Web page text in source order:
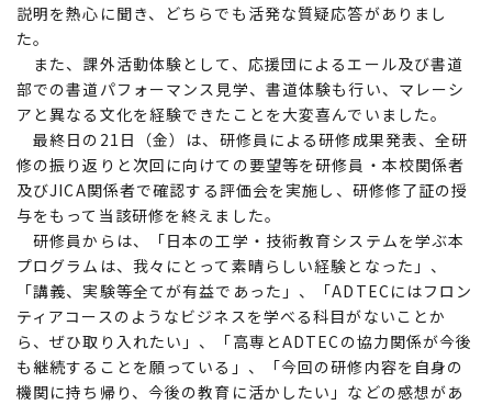
説明を熱心に聞き、どちらでも活発な質疑応答がありまし
た。
また、課外活動体験として、応援団によるエール及び書道
部での書道パフォーマンス見学、書道体験も行い、マレーシ
アと異なる文化を経験できたことを大変喜んでいました。
最終日の21日（金）は、研修員による研修成果発表、全研
修の振り返りと次回に向けての要望等を研修員・本校関係者
及びJICA関係者で確認する評価会を実施し、研修修了証の授
与をもって当該研修を終えました。
研修員からは、「日本の工学・技術教育システムを学ぶ本
プログラムは、我々にとって素晴らしい経験となった」、
「講義、実験等全てが有益であった」、「ADTECにはフロン
ティアコースのようなビジネスを学べる科目がないことか
ら、ぜひ取り入れたい」、「高専とADTECの協力関係が今後
も継続することを願っている」、「今回の研修内容を自身の
機関に持ち帰り、今後の教育に活かしたい」などの感想があ